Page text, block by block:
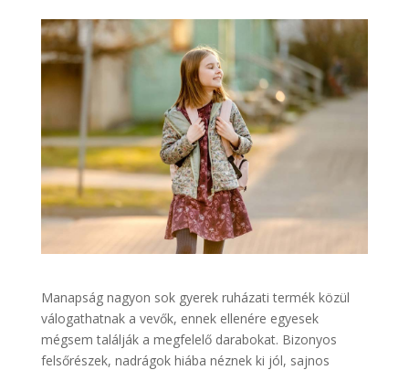
Manapság nagyon sok gyerek ruházati termék közül
válogathatnak a vevők, ennek ellenére egyesek
mégsem találják a megfelelő darabokat. Bizonyos
felsőrészek, nadrágok hiába néznek ki jól, sajnos